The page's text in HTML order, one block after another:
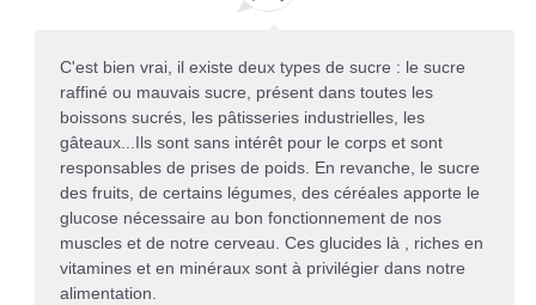
C'est bien vrai, il existe deux types de sucre : le sucre
raffiné ou mauvais sucre, présent dans toutes les
boissons sucrés, les pâtisseries industrielles, les
gâteaux...Ils sont sans intérêt pour le corps et sont
responsables de prises de poids. En revanche, le sucre
des fruits, de certains légumes, des céréales apporte le
glucose nécessaire au bon fonctionnement de nos
muscles et de notre cerveau. Ces glucides là , riches en
vitamines et en minéraux sont à privilégier dans notre
alimentation.